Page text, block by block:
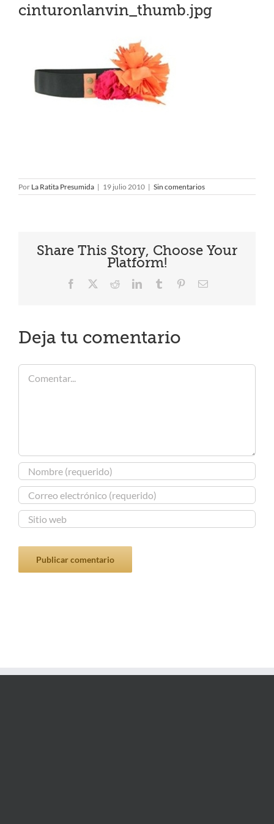
cinturonlanvin_thumb.jpg
Por La Ratita Presumida | 19 julio 2010 | Sin comentarios
Share This Story, Choose Your
Platform!
Facebook RedditLinkedInTumblr PinterestCorreo
Deja tu comentario
Comentar